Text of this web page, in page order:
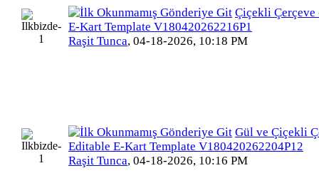
Çiçekli Çerçeve
E-Kart Template V180420262216P1
Raşit Tunca, 04-18-2026, 10:18 PM
Gül ve Çiçekli
Editable E-Kart Template V180420262204P12
Raşit Tunca, 04-18-2026, 10:16 PM